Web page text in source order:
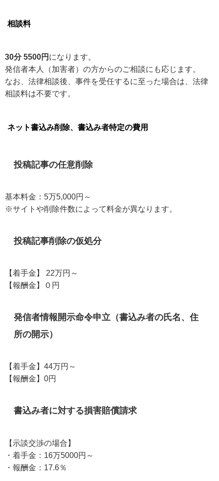
相談料
30分 5500円 になります。
発信者本人（加害者）の方からのご相談にも応じます。
なお、法律相談後、事件を受任するに至った場合は、法律
相談料は不要です。
ネット書込み削除、書込み者特定の費用
投稿記事の任意削除
基本料金：5万5,000円～
※サイトや削除件数によって料金が異なります。
投稿記事削除の仮処分
【着手金】 22万円～
【報酬金】０円
発信者情報開示命令申立（書込み者の氏名、住
所の開示）
【着手金】44万円～
【報酬金】0円
書込み者に対する損害賠償請求
【示談交渉の場合】
・着手金：16万5000円～
・報酬金：17.6％